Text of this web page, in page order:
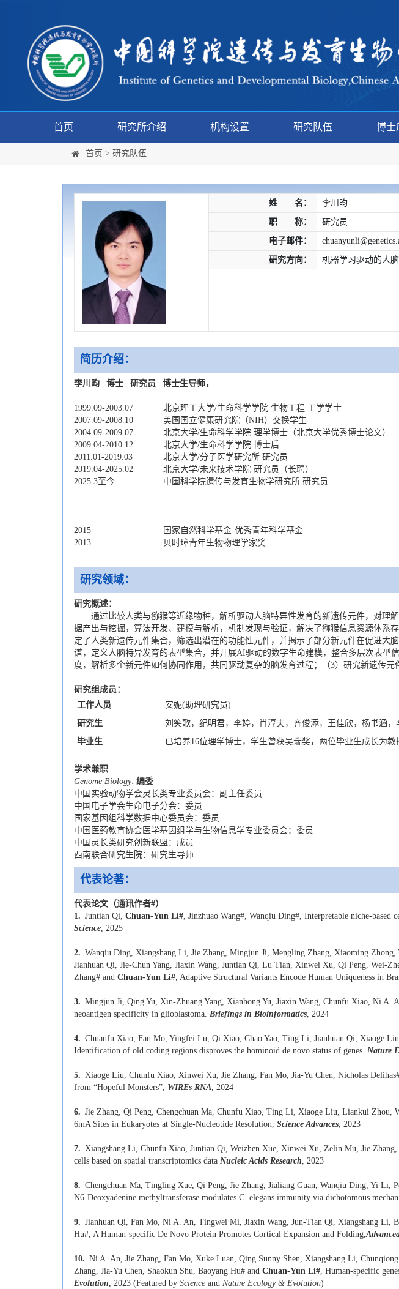
首页 研究所介绍 机构设置 研究队伍 博士
首页 > 研究队伍
姓 名： 李川昀
职 称： 研究员
电子邮件：
研究方向： 机器学习驱动的人
简历介绍：
李川昀 博士 研究员 博士生导师，
1999.09-2003.07
北京理工大学/生命科学学院 生物工程 工学学士
2007.09-2008.10
美国国立健康研究院（NIH）交换学生
2004.09-2009.07
北京大学/生命科学学院 理学博士（北京大学优秀博士论文）
2009.04-2010.12
北京大学/生命科学学院 博士后
2011.01-2019.03
北京大学/分子医学研究所 研究员
2019.04-2025.02
北京大学/未来技术学院 研究员（长聘）
2025.3至今
中国科学院遗传与发育生物学研究所 研究员
2015
国家自然科学基金-优秀青年科学基金
2013
贝时璋青年生物物理学家奖
研究领域：
研究概述：
通过比较人类与猕猴等近缘物种，解析驱动人脑特异性发育的新遗传元件，对理
据产出与挖掘，算法开发、建模与解析，机制发现与验证，解决了猕猴信息资源体系
定了人类新遗传元件集合，筛选出潜在的功能性元件，并揭示了部分新元件在促进
谱，定义人脑特异发育的表型集合，并开展AI驱动的数字生命建模，整合多层次表
度，解析多个新元件如何协同作用，共同驱动复杂的脑发育过程；（3）研究新遗传
研究组成员：
工作人员
安妮(助理研究员)
研究生
刘笑歌，纪明君，李婷，肖淳夫，齐俊添，王佳欣，杨书涵
毕业生
已培养16位理学博士，学生曾获吴瑞奖，两位毕业生成长为教
学术兼职
Genome Biology: 编委
中国实验动物学会灵长类专业委员会：副主任委员
中国电子学会生命电子分会：委员
国家基因组科学数据中心委员会：委员
中国医药教育协会医学基因组学与生物信息学专业委员会：委员
中国灵长类研究创新联盟：成员
西南联合研究生院：研究生导师
代表论著：
代表论文（通讯作者#）
1. Juntian Qi, Chuan-Yun Li#, Jinzhuao Wang#, Wanqiu Ding#, Interpretable niche-
Science, 2025
2. Wanqiu Ding, Xiangshang Li, Jie Zhang, Mingjun Ji, Mengling Zhang, Xiaoming
Jianhuan Qi, Jie-Chun Yang, Jiaxin Wang, Juntian Qi, Lu Tian, Xinwei Xu, Qi Peng, Wei-
Zhang# and Chuan-Yun Li#, Adaptive Structural Variants Encode Human Uniqueness in
3. Mingjun Ji, Qing Yu, Xin-Zhuang Yang, Xianhong Yu, Jiaxin Wang, Chunfu Xiao, Ni A.
neoantigen specificity in glioblastoma. Briefings in Bioinformatics, 2024
4. Chuanfu Xiao, Fan Mo, Yingfei Lu, Qi Xiao, Chao Yao, Ting Li, Jianhuan Qi, Xiaoge
Identification of old coding regions disproves the hominoid de novo status of genes. Nature
5. Xiaoge Liu, Chunfu Xiao, Xinwei Xu, Jie Zhang, Fan Mo, Jia-Yu Chen, Nicholas
from “Hopeful Monsters”, WIREs RNA, 2024
6. Jie Zhang, Qi Peng, Chengchuan Ma, Chunfu Xiao, Ting Li, Xiaoge Liu, Liankui
6mA Sites in Eukaryotes at Single-Nucleotide Resolution, Science Advances, 2023
7. Xiangshang Li, Chunfu Xiao, Juntian Qi, Weizhen Xue, Xinwei Xu, Zelin Mu, Jie Zhang,
cells based on spatial transcriptomics data Nucleic Acids Research, 2023
8. Chengchuan Ma, Tingling Xue, Qi Peng, Jie Zhang, Jialiang Guan, Wanqiu Ding, Yi Li,
N6-Deoxyadenine methyltransferase modulates C. elegans immunity via dichotomous
9. Jianhuan Qi, Fan Mo, Ni A. An, Tingwei Mi, Jiaxin Wang, Jun-Tian Qi, Xiangshang Li,
Hu#, A Human-specific De Novo Protein Promotes Cortical Expansion and Folding,
10. Ni A. An, Jie Zhang, Fan Mo, Xuke Luan, Qing Sunny Shen, Xiangshang Li,
Zhang, Jia-Yu Chen, Shaokun Shu, Baoyang Hu# and Chuan-Yun Li#, Human-specific
Evolution, 2023 (Featured by Science and Nature Ecology & Evolution)